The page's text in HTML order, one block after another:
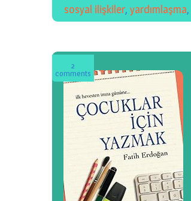
sosyal ilişkiler, yardımlaşma,
2
comments